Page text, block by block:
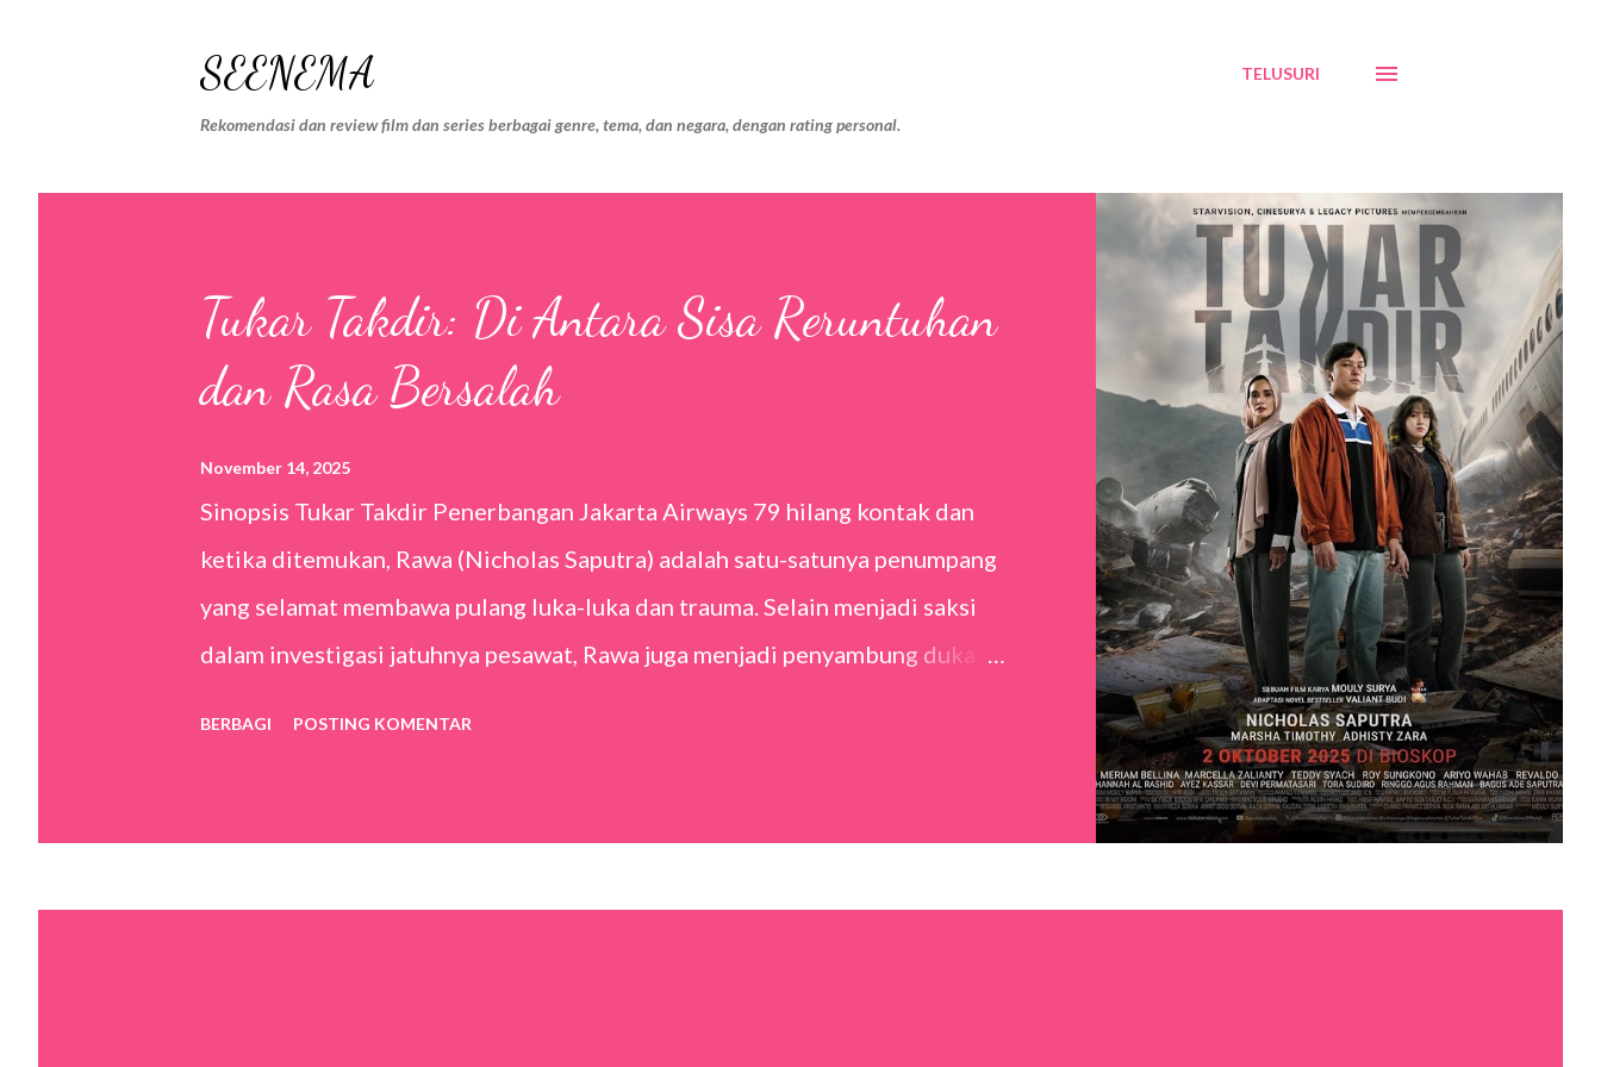
SEENEMA
Rekomendasi dan review film dan series berbagai genre, tema, dan negara, dengan rating personal.
TELUSURI
Tukar Takdir: Di Antara Sisa Reruntuhan
dan Rasa Bersalah
November 14, 2025
Sinopsis Tukar Takdir Penerbangan Jakarta Airways 79 hilang kontak dan
ketika ditemukan, Rawa (Nicholas Saputra) adalah satu-satunya penumpang
yang selamat membawa pulang luka-luka dan trauma. Selain menjadi saksi
dalam investigasi jatuhnya pesawat, Rawa juga menjadi penyambung duka
Timothy akhirnya terwujud lewat Tukar Takdir. Kolaborasi ini menarik sejak
BERBAGI POSTING KOMENTAR